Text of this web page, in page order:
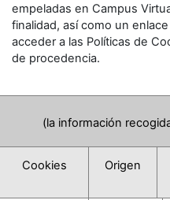
empeladas en Campus
finalidad, así como un
acceder a las Políticas de
de procedencia.
(la información
Cookies Origen